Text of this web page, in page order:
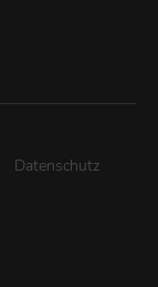
Datenschutz